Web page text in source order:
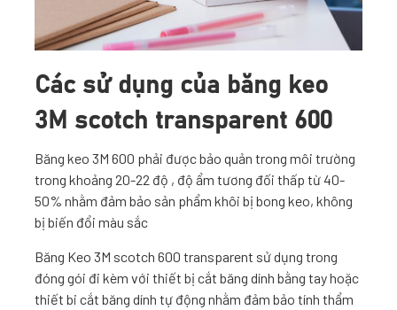
Các sử dụng của băng keo
3M scotch transparent 600
Băng keo 3M 600 phải được bảo quản trong môi trường
trong khoảng 20-22 độ , độ ẩm tương đối thấp từ 40-
50% nhằm đảm bảo sản phẩm khôi bị bong keo, không
bị biến đổi màu sắc
Băng Keo 3M scotch 600 transparent sử dụng trong
đóng gói đi kèm với thiết bị cắt băng dính bằng tay hoặc
thiết bi cắt băng dính tự động nhằm đảm bảo tính thẩm